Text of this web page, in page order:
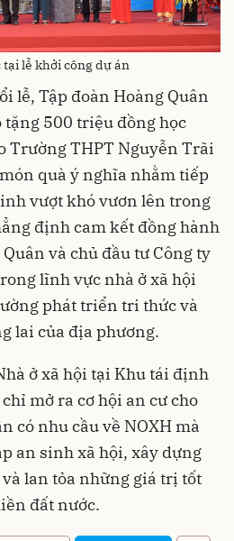
lễ khởi công dự án
lễ, Tập đoàn Hoàng Quân
tặng 500 triệu đồng học
Trường THPT Nguyễn Trãi
quà ý nghĩa nhằm tiếp
vượt khó vươn lên trong
định cam kết đồng hành
và chủ đầu tư Công ty
lĩnh vực nhà ở xã hội
phát triển tri thức và
lai của địa phương.
ở xã hội tại Khu tái định
mở ra cơ hội an cư cho
có nhu cầu về NOXH mà
an sinh xã hội, xây dựng
lan tỏa những giá trị tốt
đất nước.